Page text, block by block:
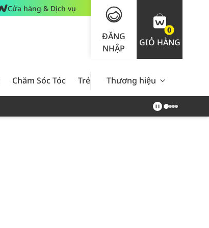
Cửa hàng & Dịch vụ
ĐĂNG
NHẬP
0
GIỎ HÀNG
Chăm Sóc Tóc Trẻ Em Nam Giới Chăm Sóc
Thương hiệu